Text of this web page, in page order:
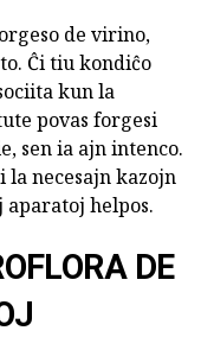
de virino,
Ĉi tiu kondiĉo
kun la
povas forgesi
sen ia ajn intenco.
necesajn kazojn
helpos.
DE